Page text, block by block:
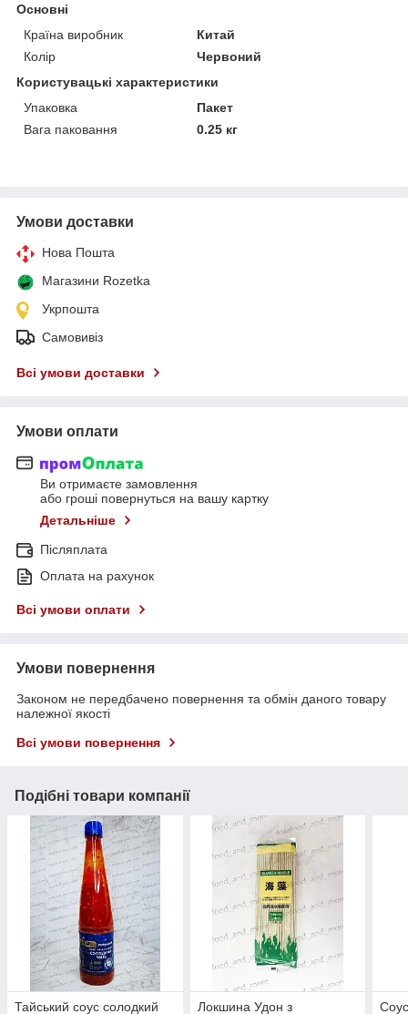
Основні
Країна виробник
Китай
Колір
Червоний
Користувацькі характеристики
Упаковка
Пакет
Вага паковання
0.25 кг
Умови доставки
Нова Пошта
Магазини Rozetka
Укрпошта
Самовивіз
Всі умови доставки
Умови оплати
Ви отримаєте замовлення
або гроші повернуться на вашу картку
Детальніше
Післяплата
Оплата на рахунок
Всі умови оплати
Умови повернення
Законом не передбачено повернення та обмін даного товару
належної якості
Всі умови повернення
Подібні товари компанії
Тайський соус солодкий
Локшина Удон з